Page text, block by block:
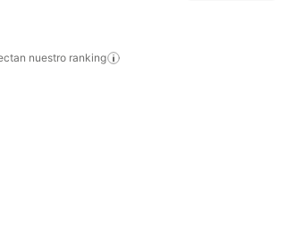
nuestro ranking
favoritos